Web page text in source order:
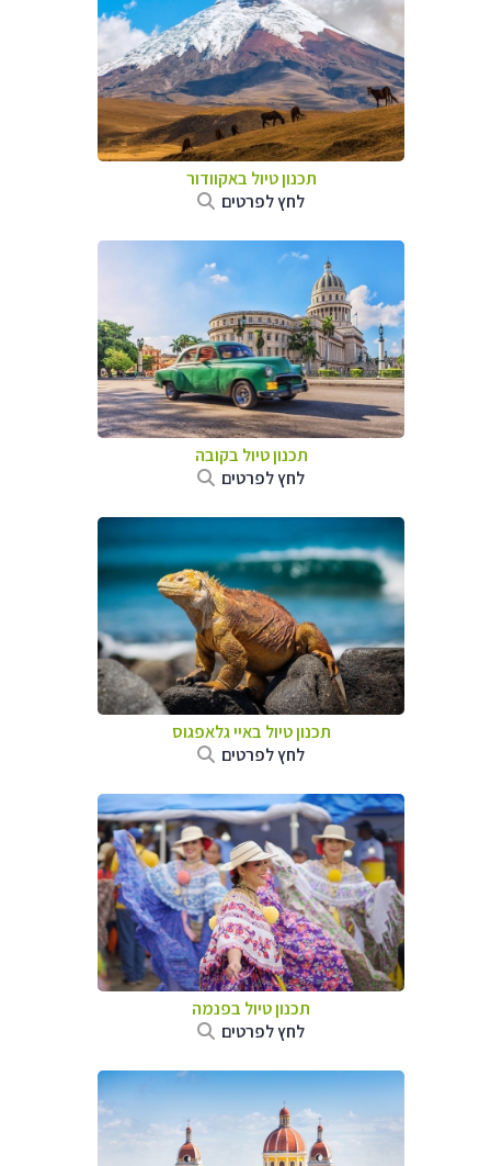
תכנון טיול באקוודור
לחץ לפרטים
תכנון טיול בקובה
לחץ לפרטים
תכנון טיול באיי גלאפגוס
לחץ לפרטים
תכנון טיול בפנמה
לחץ לפרטים